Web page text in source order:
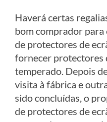
Haverá certas
bom comprador
de protectores de
fornecer protectores
temperado. Depois
visita à fábrica e
sido concluídas, o
de protectores de